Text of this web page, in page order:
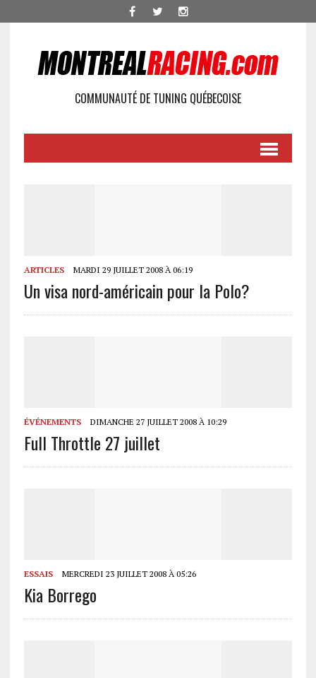
COMMUNAUTÉ DE TUNING QUÉBECOISE
ARTICLES MARDI 29 JUILLET 2008 À 06:19
Un visa nord-américain pour la Polo?
ÉVÉNEMENTS DIMANCHE 27 JUILLET 2008 À 10:29
Full Throttle 27 juillet
ESSAIS MERCREDI 23 JUILLET 2008 À 05:26
Kia Borrego